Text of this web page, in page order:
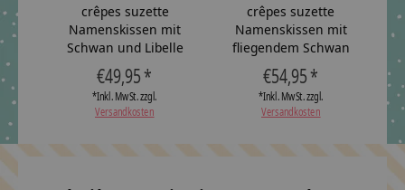
crêpes suzette
Namenskissen mit
Schwan und Libelle
€49,95 *
*Inkl. MwSt. zzgl.
Versandkosten
crêpes suzette
Namenskissen mit
fliegendem Schwan
€54,95 *
*Inkl. MwSt. zzgl.
Versandkosten